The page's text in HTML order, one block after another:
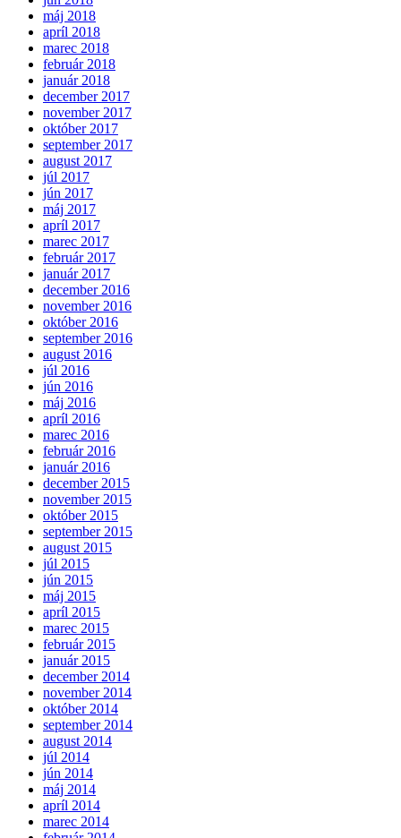
máj 2018
apríl 2018
marec 2018
február 2018
január 2018
december 2017
november 2017
október 2017
september 2017
august 2017
júl 2017
jún 2017
máj 2017
apríl 2017
marec 2017
február 2017
január 2017
december 2016
november 2016
október 2016
september 2016
august 2016
júl 2016
jún 2016
máj 2016
apríl 2016
marec 2016
február 2016
január 2016
december 2015
november 2015
október 2015
september 2015
august 2015
júl 2015
jún 2015
máj 2015
apríl 2015
marec 2015
február 2015
január 2015
december 2014
november 2014
október 2014
september 2014
august 2014
júl 2014
jún 2014
máj 2014
apríl 2014
marec 2014